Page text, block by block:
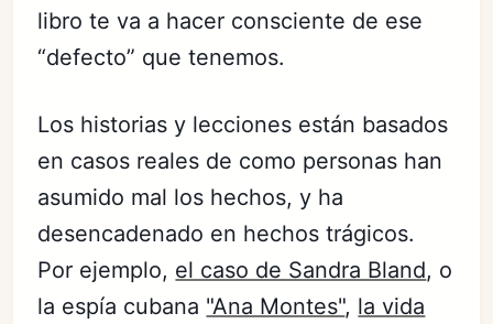
libro te va a hacer consciente de ese
“defecto” que tenemos.
Los historias y lecciones están basados
en casos reales de como personas han
asumido mal los hechos, y ha
desencadenado en hechos trágicos.
Por ejemplo, el caso de Sandra Bland, o
la espía cubana "Ana Montes", la vida